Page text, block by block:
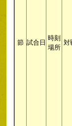
節 試合日 時刻
場所
対